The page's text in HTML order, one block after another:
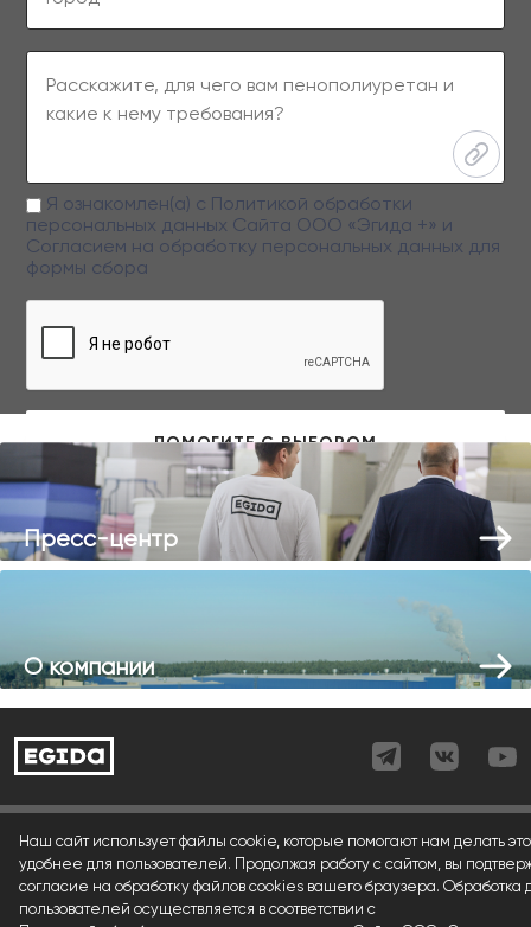
Заполняя данную форму вы даете свое согласие на обработку
персональных данных
Я ознакомлен(а) с Политикой обработки
персональных данных Сайта ООО «Эгида +» и
Согласием на обработку персональных данных для
формы сбора
Пресс-центр
О компании
Согласие (cookies)
Согласие (форма)
Согласие (регистрация)
Наш сайт использует файлы cookie, которые помогают нам делать
удобнее для пользователей. Продолжая работу с сайтом, вы
согласие на обработку файлов cookies вашего браузера. Обработка
пользователей осуществляется в соответствии с